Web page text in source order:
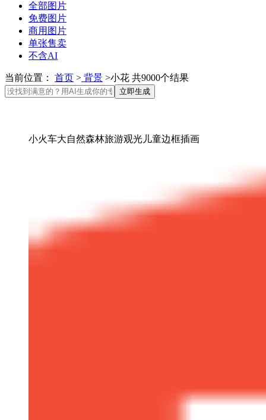
全部图片
免费图片
商用图片
单张售卖
不含AI
当前位置： 首页 > 背景 >小花 共9000个结果
立即生成
小火车大自然森林旅游观光儿童边框插画